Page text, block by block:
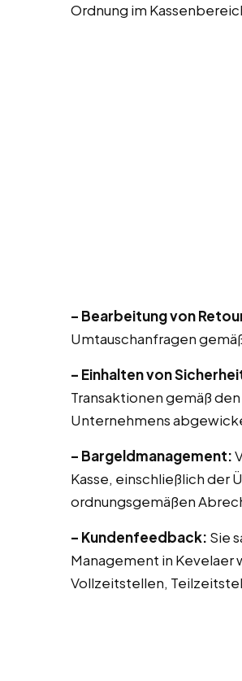
Ordnung im
– Bearbeitung von
Umtauschanfragen
– Einhalten von
Transaktionen gemäß
Unternehmens
– Bargeldmanagement:
Kasse, einschließlich der
ordnungsgemäßen
– Kundenfeedback: Sie
Management in Kevelaer
Vollzeitstellen,